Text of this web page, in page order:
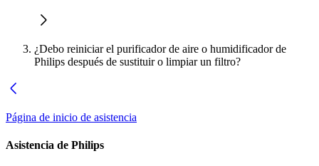
¿Debo reiniciar el purificador de aire o humidificador de
Philips después de sustituir o limpiar un filtro?
Página de inicio de asistencia
Asistencia de Philips